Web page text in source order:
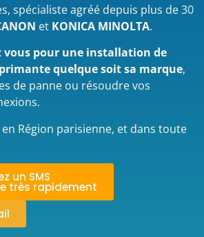
spécialiste agréé depuis plus de 30
et KONICA MINOLTA.
vous pour une installation de
quelque soit sa marque,
de panne ou résoudre vos
en Région parisienne, et dans toute
un SMS
très rapidement